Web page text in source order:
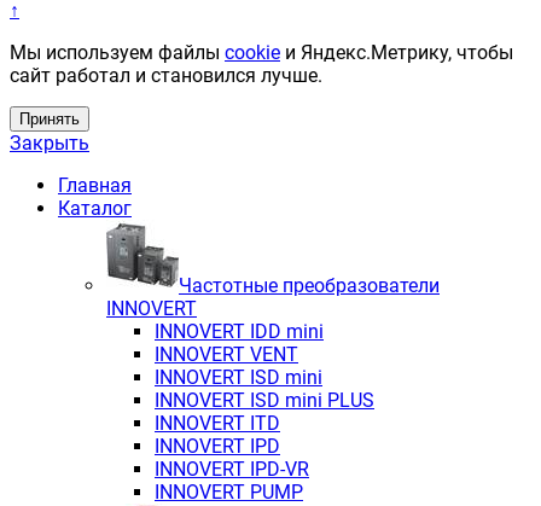
↑
Мы используем файлы cookie и Яндекс.Метрику, чтобы
сайт работал и становился лучше.
Принять
Закрыть
Главная
Каталог
Частотные преобразователи
INNOVERT
INNOVERT IDD mini
INNOVERT VENT
INNOVERT ISD mini
INNOVERT ISD mini PLUS
INNOVERT ITD
INNOVERT IРD
INNOVERT IРD-VR
INNOVERT PUMP